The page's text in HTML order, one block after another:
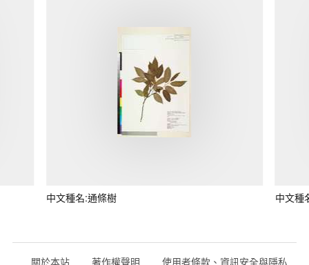
中文種名:通條樹 中文種
關於本站 著作權聲明 使用者條款、資訊安全與隱私